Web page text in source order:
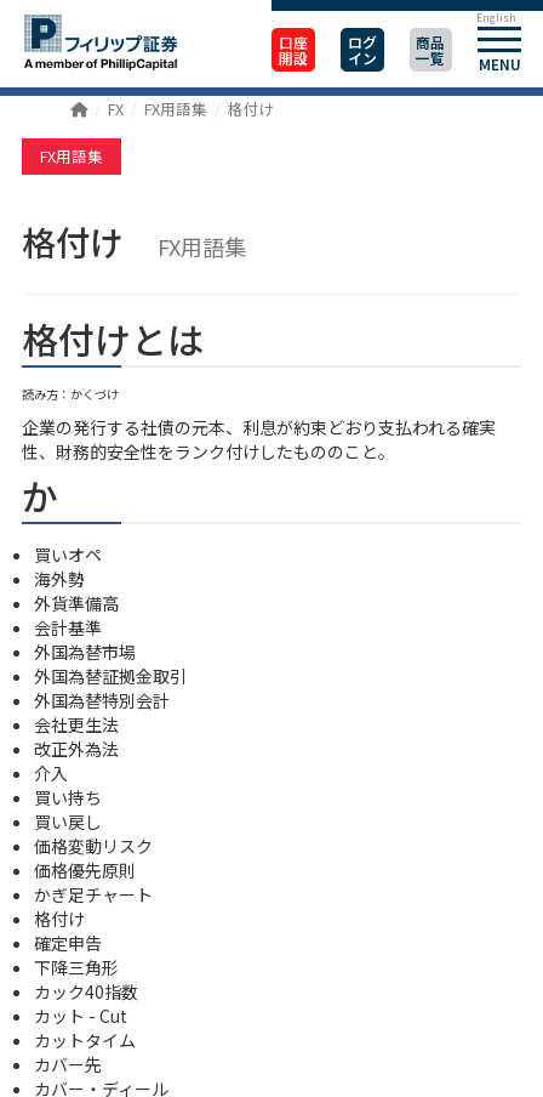
口座
開設
ログ
イン
商品
一覧 MENU
English
FX FX用語集 格付け
FX用語集
格付け FX用語集
格付けとは
読み方：かくづけ
企業の発行する社債の元本、利息が約束どおり支払われる確実
性、財務的安全性をランク付けしたもののこと。
か
買いオペ
海外勢
外貨準備高
会計基準
外国為替市場
外国為替証拠金取引
外国為替特別会計
会社更生法
改正外為法
介入
買い持ち
買い戻し
価格変動リスク
価格優先原則
かぎ足チャート
格付け
確定申告
下降三角形
カック40指数
カット - Cut
カットタイム
カバー先
カバー・ディール